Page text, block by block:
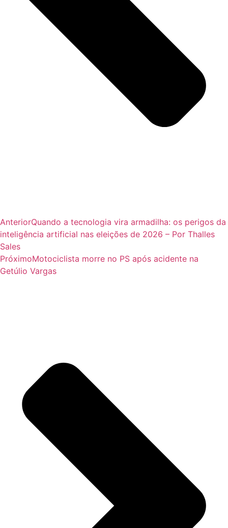
AnteriorQuando a tecnologia vira armadilha: os perigos da
inteligência artificial nas eleições de 2026 – Por Thalles
Sales
PróximoMotociclista morre no PS após acidente na
Getúlio Vargas